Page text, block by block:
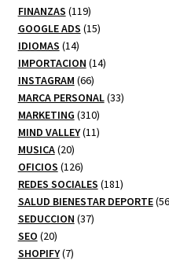
productos
FINANZAS 119119
productos
GOOGLE ADS 1515
IDIOMAS 1414
productos
IMPORTACION 1414
INSTAGRAM 6666
productos
MARCA PERSONAL 3333
MARKETING 310310
productos
MIND VALLEY 1111
MUSICA 2020
productos
OFICIOS 126126
productos
REDES SOCIALES 181181
productos
SALUD BIENESTAR DEPORTE 56
SEDUCCION 3737
SEO 2020
productos
SHOPIFY 77